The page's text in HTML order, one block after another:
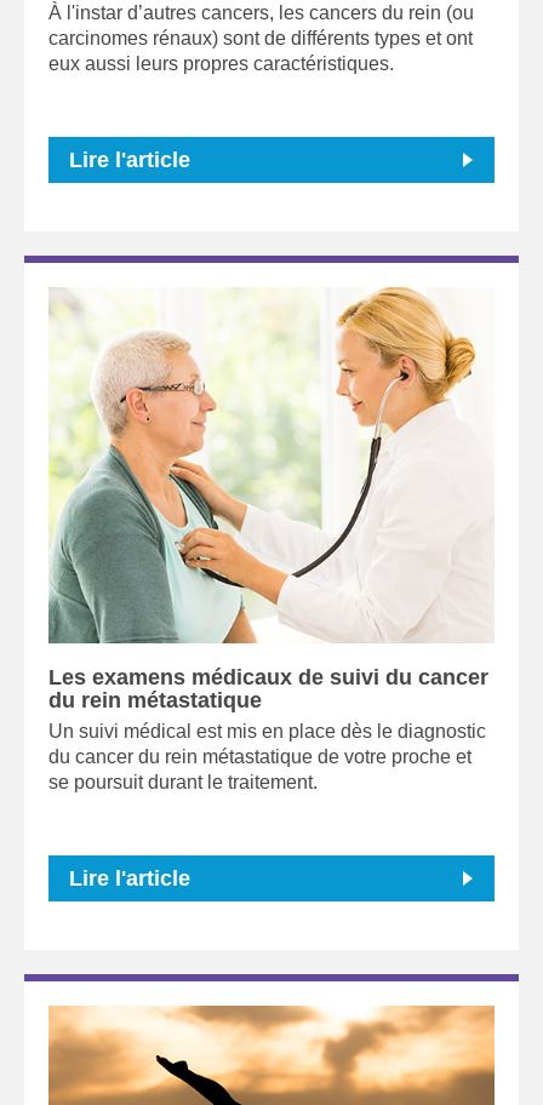
À l'instar d’autres cancers, les cancers du rein (ou
carcinomes rénaux) sont de différents types et ont
eux aussi leurs propres caractéristiques.
Lire l'article
Les examens médicaux de suivi du cancer
du rein métastatique
Un suivi médical est mis en place dès le diagnostic
du cancer du rein métastatique de votre proche et
se poursuit durant le traitement.
Lire l'article